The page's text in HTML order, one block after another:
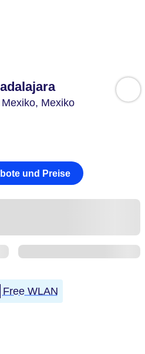
Mexiko
und Preise
Free WLAN